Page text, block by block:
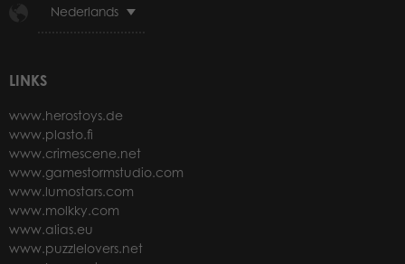
Nederlands
LINKS
www.herostoys.de
www.plasto.fi
www.crimescene.net
www.gamestormstudio.com
www.lumostars.com
www.molkky.com
www.alias.eu
www.puzzlelovers.net